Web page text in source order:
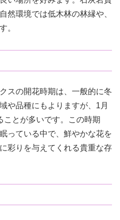
然環境では低木林の林縁や、
。
スの開花時期は、一般的に冬
や品種にもよりますが、1月
とが多いです。この時期
っている中で、鮮やかな花を
彩りを与えてくれる貴重な存